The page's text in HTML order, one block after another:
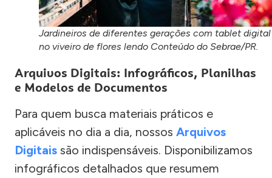
Jardineiros de diferentes gerações com tablet digital
no viveiro de flores lendo Conteúdo do Sebrae/PR.
Arquivos Digitais: Infográficos, Planilhas
e Modelos de Documentos
Para quem busca materiais práticos e
aplicáveis no dia a dia, nossos Arquivos
Digitais são indispensáveis. Disponibilizamos
infográficos detalhados que resumem